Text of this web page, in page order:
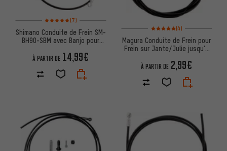
Note moyenne : 5 sur 5 d'après 7 avis
(7)
Shimano Conduite de Frein SM-
BH90-SBM avec Banjo pour
À PARTIR DE 14,99€
Note moyenne : 5 sur 5
(4)
Magura Conduite de Frein pour
Frein sur Jante/Julie jusqu'à
À PARTIR DE 2,99€